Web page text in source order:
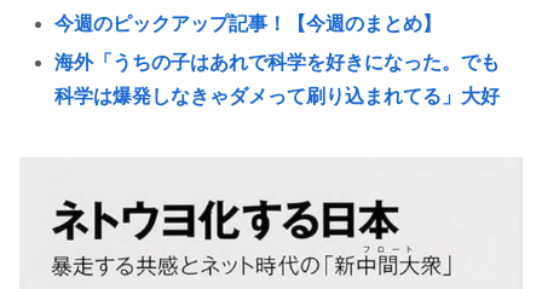
今週のピックアップ記事！【今週のまとめ】
海外「うちの子はあれで科学を好きになった。でも
科学は爆発しなきゃダメって刷り込まれてる」大好
いが止まらんどすえ！」連結経常利益は前年同期比
2.2倍の2061億円に
いまさらps5買ってもいいかな？